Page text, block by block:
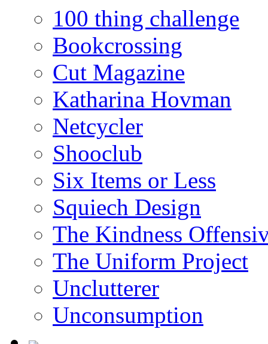
100 thing challenge
Bookcrossing
Cut Magazine
Katharina Hovman
Netcycler
Shooclub
Six Items or Less
Squiech Design
The Kindness
The Uniform Project
Unclutterer
Unconsumption